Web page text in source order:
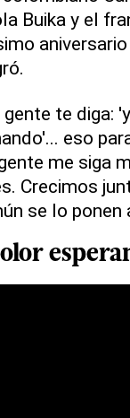
Buika y el
gente te diga:
eso
me siga
Crecimos
se lo ponen